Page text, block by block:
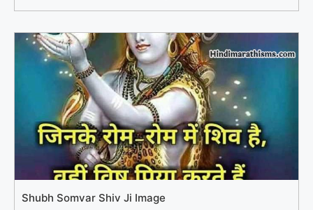
Shubh Somvar Shiv Ji Image